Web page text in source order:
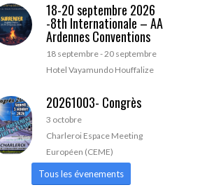
18-20 septembre 2026
-8th Internationale – AA
Ardennes Conventions
18 septembre-20 septembre
Hotel Vayamundo Houffalize
20261003- Congrès
3 octobre
Charleroi Espace Meeting
Européen (CEME)
Tous les évenements